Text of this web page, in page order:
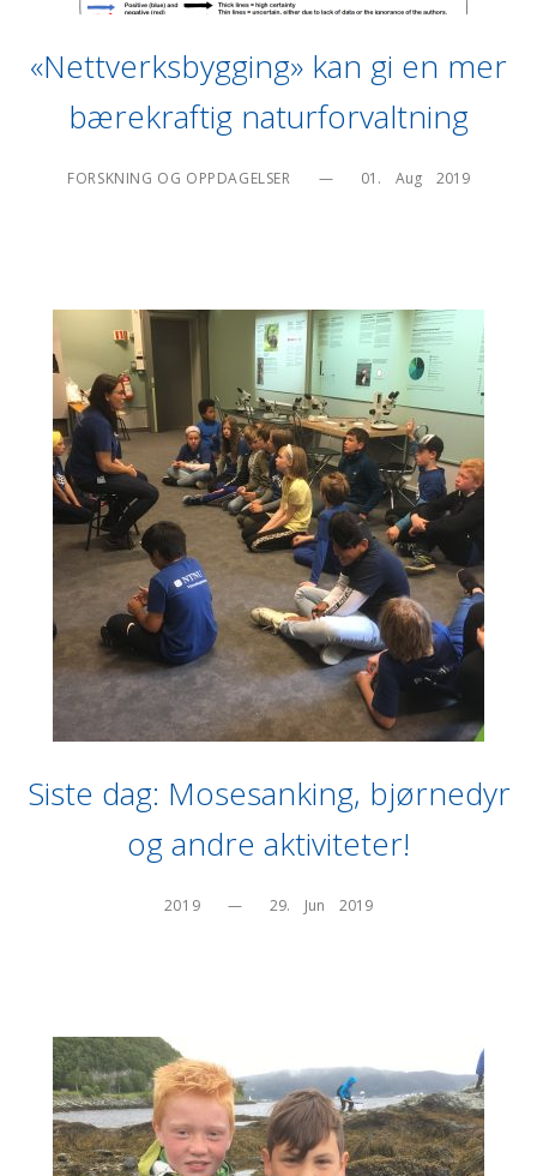
«Nettverksbygging» kan gi en mer
bærekraftig naturforvaltning
FORSKNING OG OPPDAGELSER — 01.    Aug    2019
Siste dag: Mosesanking, bjørnedyr
og andre aktiviteter!
2019 — 29.    Jun    2019